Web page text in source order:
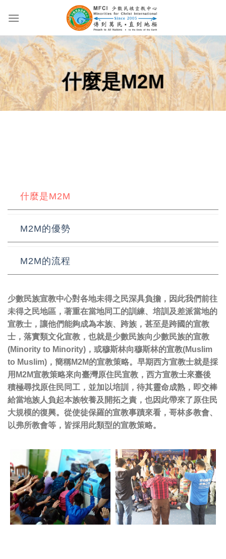
什麼是M2M
什麼是M2M
M2M的優勢
M2M的流程
少數民族宣教中心對各地未得之民深具負擔，因此我們前往
未得之民地區，著重在當地同工的訓練、培訓及差派當地的
宣教士，讓他們能夠成為本族、跨族，甚至是跨國的宣教
士，落實類文化宣教，也就是少數民族向少數民族的宣教
(Minority to Minority)，或穆斯林向穆斯林的宣教(Muslim
to Muslim)，簡稱M2M的宣教策略。早期西方宣教士就是採
用M2M宣教策略來向臺灣原住民宣教，西方宣教士來臺後
積極尋找原住民同工，並加以培訓，待其靈命成熟，即交棒
給當地族人負起本族牧養及開拓之責，也因此帶來了原住民
大規模的復興。從使徒保羅的宣教事蹟來看，哥林多教會、
以弗所教會等，皆採用此類型的宣教策略。